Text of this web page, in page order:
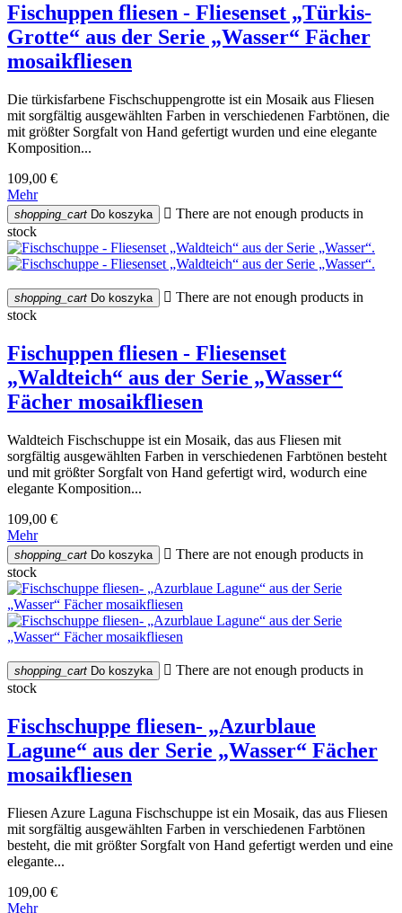
Fischuppen fliesen - Fliesenset „Türkis-
Grotte“ aus der Serie „Wasser“ Fächer
mosaikfliesen
Die türkisfarbene Fischschuppengrotte ist ein Mosaik aus Fliesen
mit sorgfältig ausgewählten Farben in verschiedenen Farbtönen, die
mit größter Sorgfalt von Hand gefertigt wurden und eine elegante
Komposition...
109,00 €
Mehr
shopping_cart Do koszyka  There are not enough products in
stock
shopping_cart Do koszyka  There are not enough products in
stock
Fischuppen fliesen - Fliesenset
„Waldteich“ aus der Serie „Wasser“
Fächer mosaikfliesen
Waldteich Fischschuppe ist ein Mosaik, das aus Fliesen mit
sorgfältig ausgewählten Farben in verschiedenen Farbtönen besteht
und mit größter Sorgfalt von Hand gefertigt wird, wodurch eine
elegante Komposition...
109,00 €
Mehr
shopping_cart Do koszyka  There are not enough products in
stock
shopping_cart Do koszyka  There are not enough products in
stock
Fischschuppe fliesen- „Azurblaue
Lagune“ aus der Serie „Wasser“ Fächer
mosaikfliesen
Fliesen Azure Laguna Fischschuppe ist ein Mosaik, das aus Fliesen
mit sorgfältig ausgewählten Farben in verschiedenen Farbtönen
besteht, die mit größter Sorgfalt von Hand gefertigt werden und eine
elegante...
109,00 €
Mehr